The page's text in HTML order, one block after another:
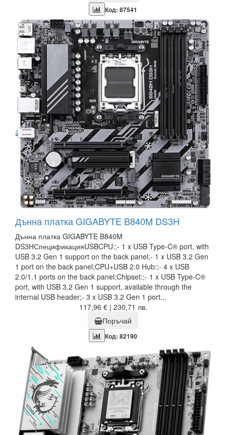
Код: 87541
Дънна платка GIGABYTE B840M DS3H
Дънна платка GIGABYTE B840M
DS3HСпецификацияUSBCPU:;- 1 x USB Type-C® port, with
USB 3.2 Gen 1 support on the back panel;- 1 x USB 3.2 Gen
1 port on the back panel;CPU+USB 2.0 Hub:;- 4 x USB
2.0/1.1 ports on the back panel;Chipset:;- 1 x USB Type-C®
port, with USB 3.2 Gen 1 support, available through the
internal USB header;- 3 x USB 3.2 Gen 1 port...
117,96 € | 230,71 лв.
Поръчай
Код: 82190